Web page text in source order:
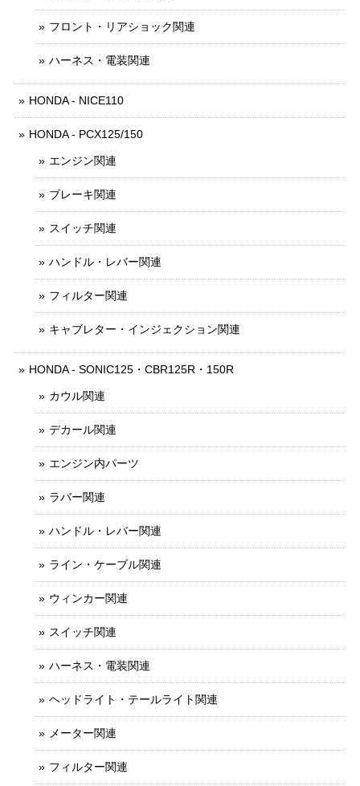
フロント・リアショック関連
ハーネス・電装関連
HONDA - NICE110
HONDA - PCX125/150
エンジン関連
ブレーキ関連
スイッチ関連
ハンドル・レバー関連
フィルター関連
キャブレター・インジェクション関連
HONDA - SONIC125・CBR125R・150R
カウル関連
デカール関連
エンジン内パーツ
ラバー関連
ハンドル・レバー関連
ライン・ケーブル関連
ウィンカー関連
スイッチ関連
ハーネス・電装関連
ヘッドライト・テールライト関連
メーター関連
フィルター関連